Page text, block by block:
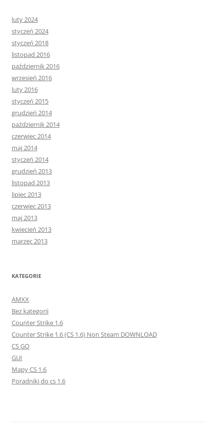
luty 2024
styczeń 2024
styczeń 2018
listopad 2016
październik 2016
wrzesień 2016
luty 2016
styczeń 2015
grudzień 2014
październik 2014
czerwiec 2014
maj 2014
styczeń 2014
grudzień 2013
listopad 2013
lipiec 2013
czerwiec 2013
maj 2013
kwiecień 2013
marzec 2013
KATEGORIE
AMXX
Bez kategorii
Counter Strike 1.6
Counter Strike 1.6 (CS 1.6) Non Steam DOWNLOAD
CS GO
GUI
Mapy CS 1.6
Poradniki do cs 1.6